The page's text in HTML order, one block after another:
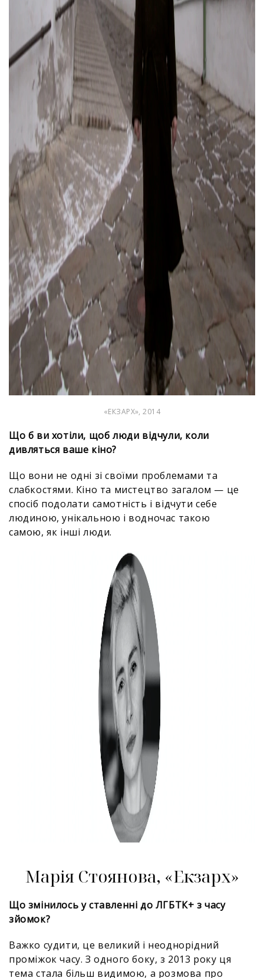
«ЕКЗАРХ», 2014
Що б ви хотіли, щоб люди відчули, коли
дивляться ваше кіно?
Що вони не одні зі своїми проблемами та
слабкостями. Кіно та мистецтво загалом — це
спосіб подолати самотність і відчути себе
людиною, унікальною і водночас такою
самою, як інші люди.
Марія Стоянова, «Екзарх»
Що змінилось у ставленні до ЛГБТК+ з часу
зйомок?
Важко судити, це великий і неоднорідний
проміжок часу. З одного боку, з 2013 року ця
тема стала більш видимою, а розмова про